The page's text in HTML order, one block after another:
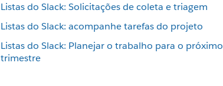
Listas do Slack: Solicitações de coleta e triagem
Listas do Slack: acompanhe tarefas do projeto
Listas do Slack: Planejar o trabalho para o próximo
trimestre